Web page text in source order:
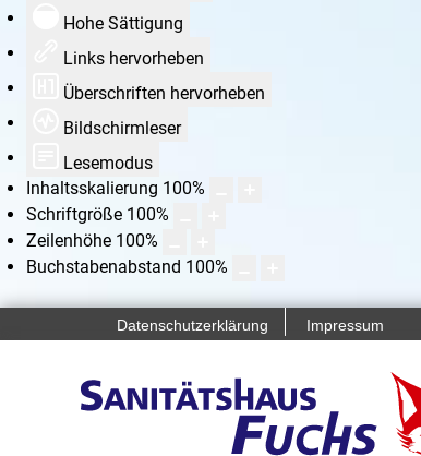
Hohe Sättigung
Links hervorheben
Überschriften hervorheben
Bildschirmleser
Lesemodus
Inhaltsskalierung 100%
Schriftgröße 100%
Zeilenhöhe 100%
Buchstabenabstand 100%
Datenschutzerklärung Impressum